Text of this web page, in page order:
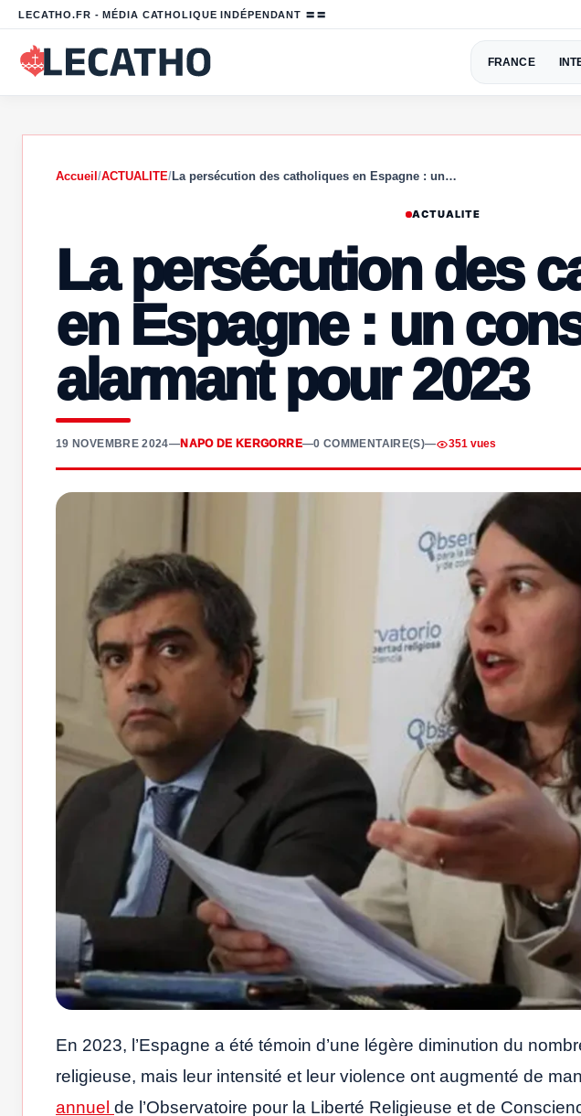
LECATHO.FR - MÉDIA CATHOLIQUE INDÉPENDANT 〓〓
FRANCE
Accueil /ACTUALITE/La persécution des catholiques en Espagne : un…
ACTUALITE
La persécution des
en Espagne : un
alarmant pour 2023
19 NOVEMBRE 2024—NAPO DE KERGORRE—0 COMMENTAIRE(S)— 351 vues
En 2023, l’Espagne a été témoin d’une légère diminution du
religieuse, mais leur intensité et leur violence ont augmenté de
annuel de l’Observatoire pour la Liberté Religieuse et de